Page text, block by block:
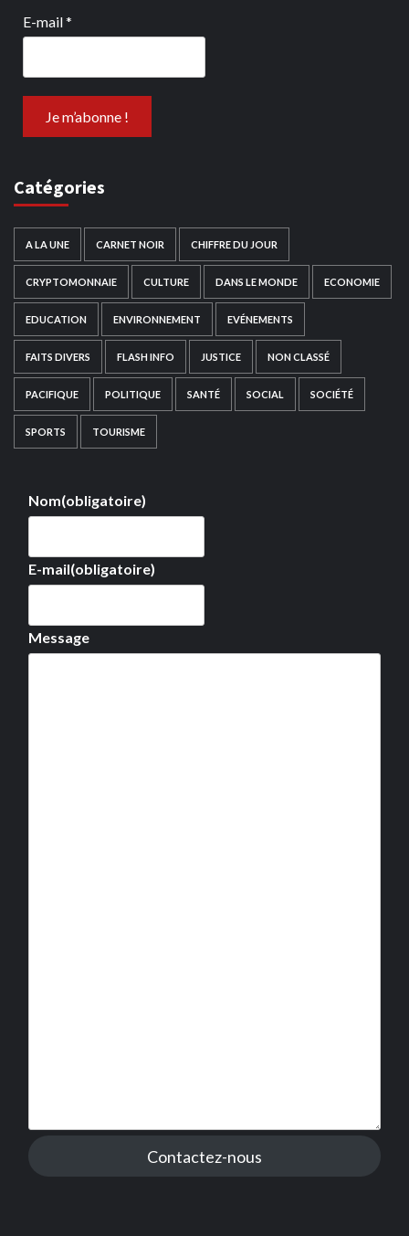
E-mail*
Catégories
A LA UNE CARNET NOIR CHIFFRE DU JOUR
CRYPTOMONNAIE CULTURE DANS LE MONDE ECONOMIE
EDUCATION ENVIRONNEMENT EVÉNEMENTS
FAITS DIVERS FLASH INFO JUSTICE NON CLASSÉ
PACIFIQUE POLITIQUE SANTÉ SOCIAL SOCIÉTÉ
SPORTS TOURISME
Nom(obligatoire)
E-mail(obligatoire)
Message
Contactez-nous